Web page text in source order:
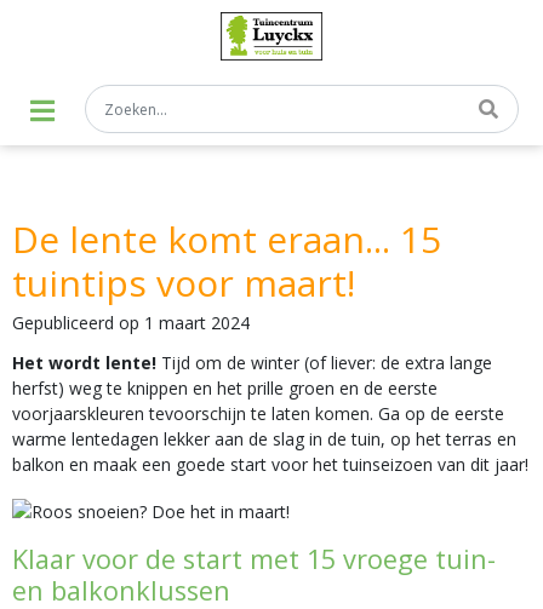
De lente komt eraan... 15
tuintips voor maart!
Gepubliceerd op 1 maart 2024
Het wordt lente! Tijd om de winter (of liever: de extra lange
herfst) weg te knippen en het prille groen en de eerste
voorjaarskleuren tevoorschijn te laten komen. Ga op de eerste
warme lentedagen lekker aan de slag in de tuin, op het terras en
balkon en maak een goede start voor het tuinseizoen van dit jaar!
Klaar voor de start met 15 vroege tuin-
en balkonklussen